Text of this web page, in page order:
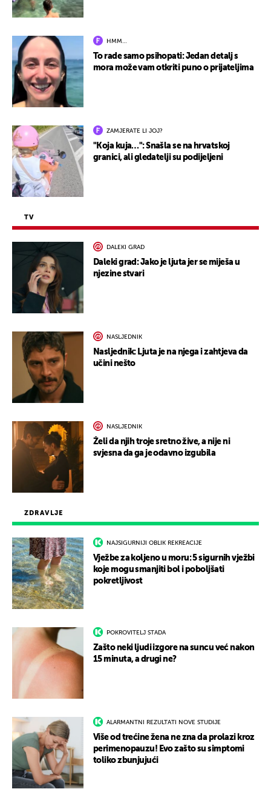
ZDRAVLJE
NAJSIGURNIJI OBLIK REKREACIJE
Vježbe za koljeno u moru: 5 sigurnih vježbi
koje mogu smanjiti bol i poboljšati
pokretljivost
POKROVITELJ STADA
Zašto neki ljudi izgore na suncu već nakon
15 minuta, a drugi ne?
ALARMANTNI REZULTATI NOVE STUDIJE
Više od trećine žena ne zna da prolazi kroz
perimenopauzu! Evo zašto su simptomi
toliko zbunjujući
HMM…
To rade samo psihopati: Jedan detalj s
mora može vam otkriti puno o prijateljima
ZAMJERATE LI JOJ?
"Koja kuja…": Snašla se na hrvatskoj
granici, ali gledatelji su podijeljeni
TV
DALEKI GRAD
Daleki grad: Jako je ljuta jer se miješa u
njezine stvari
NASLJEDNIK
Nasljednik: Ljuta je na njega i zahtjeva da
učini nešto
NASLJEDNIK
Želi da njih troje sretno žive, a nije ni
svjesna da ga je odavno izgubila